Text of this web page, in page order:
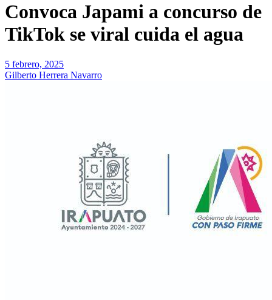
Convoca Japami a concurso de
TikTok se viral cuida el agua
5 febrero, 2025
Gilberto Herrera Navarro